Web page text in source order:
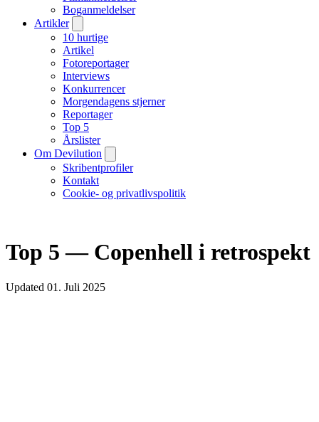
Boganmeldelser
Artikler
10 hurtige
Artikel
Fotoreportager
Interviews
Konkurrencer
Morgendagens stjerner
Reportager
Top 5
Årslister
Om Devilution
Skribentprofiler
Kontakt
Cookie- og privatlivspolitik
Top 5 — Copenhell i retrospekt
Updated 01. Juli 2025